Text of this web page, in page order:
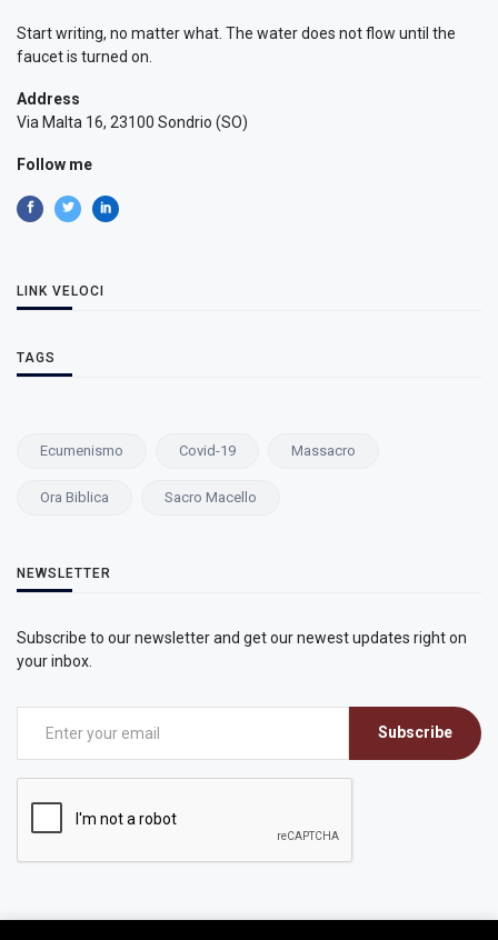
Start writing, no matter what. The water does not flow until the
faucet is turned on.
Address
Via Malta 16, 23100 Sondrio (SO)
Follow me
LINK VELOCI
TAGS
Ecumenismo Covid-19 Massacro
Ora Biblica Sacro Macello
NEWSLETTER
Subscribe to our newsletter and get our newest updates right on
your inbox.
Subscribe